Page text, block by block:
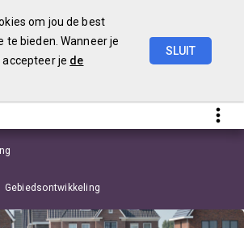
Gebiedsontwikkeling
om jou de best
te bieden. Wanneer je
je de
SLUIT